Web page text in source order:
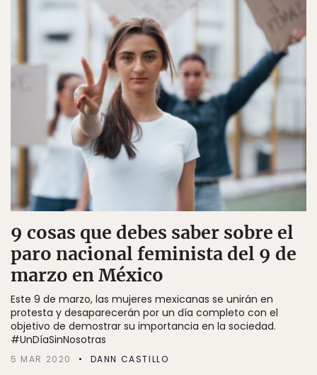
9 cosas que debes saber sobre el
paro nacional feminista del 9 de
marzo en México
Este 9 de marzo, las mujeres mexicanas se unirán en
protesta y desaparecerán por un día completo con el
objetivo de demostrar su importancia en la sociedad.
#UnDíaSinNosotras
5 MAR 2020 DANN CASTILLO